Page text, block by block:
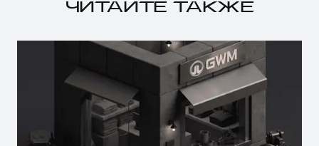
ЧИТАЙТЕ ТАКЖЕ